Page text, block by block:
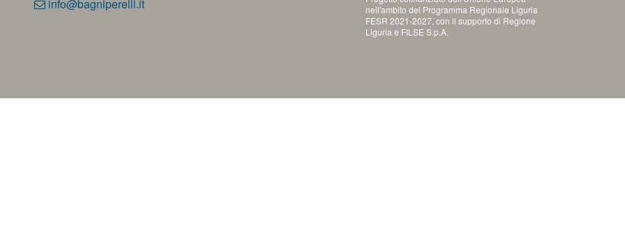
info@bagniperelli.it
nell'ambito del Programma Regionale Liguria
FESR 2021-2027, con il supporto di Regione
Liguria e FILSE S.p.A.